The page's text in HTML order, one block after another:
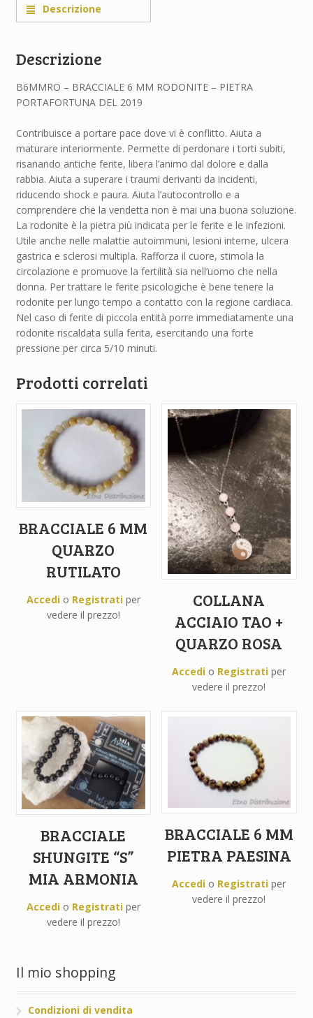
Descrizione
Descrizione
B6MMRO – BRACCIALE 6 MM RODONITE – PIETRA
PORTAFORTUNA DEL 2019
Contribuisce a portare pace dove vi è conflitto. Aiuta a
maturare interiormente. Permette di perdonare i torti subiti,
risanando antiche ferite, libera l’animo dal dolore e dalla
rabbia. Aiuta a superare i traumi derivanti da incidenti,
riducendo shock e paura. Aiuta l’autocontrollo e a
comprendere che la vendetta non è mai una buona soluzione.
La rodonite è la pietra più indicata per le ferite e le infezioni.
Utile anche nelle malattie autoimmuni, lesioni interne, ulcera
gastrica e sclerosi multipla. Rafforza il cuore, stimola la
circolazione e promuove la fertilità sia nell’uomo che nella
donna. Per trattare le ferite psicologiche è bene tenere la
rodonite per lungo tempo a contatto con la regione cardiaca.
Nel caso di ferite di piccola entità porre immediatamente una
rodonite riscaldata sulla ferita, esercitando una forte
pressione per circa 5/10 minuti.
Prodotti correlati
BRACCIALE 6 MM
QUARZO
RUTILATO
Accedio Registratiper
vedere il prezzo!
COLLANA
ACCIAIO TAO +
QUARZO ROSA
Accedi o Registrati per
vedere il prezzo!
BRACCIALE
SHUNGITE “S”
MIA ARMONIA
Accedio Registratiper
vedere il prezzo!
BRACCIALE 6 MM
PIETRA PAESINA
Accedi o Registrati per
vedere il prezzo!
Il mio shopping
Condizioni di vendita